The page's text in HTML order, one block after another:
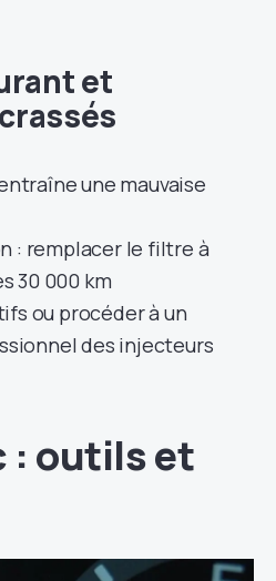
et
une mauvaise
: remplacer le filtre à
30 000 km
ou procéder à un
des injecteurs
: outils et